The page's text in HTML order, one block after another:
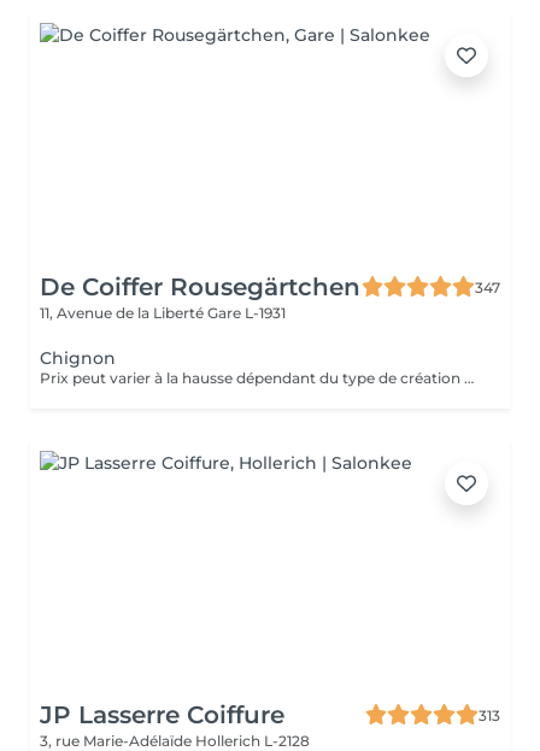
De Coiffer Rousegärtchen
347
11, Avenue de la Liberté Gare L-1931
Chignon
Prix peut varier à la hausse dépendant du type de création finalement réalisée.
JP Lasserre Coiffure
313
3, rue Marie-Adélaïde Hollerich L-2128